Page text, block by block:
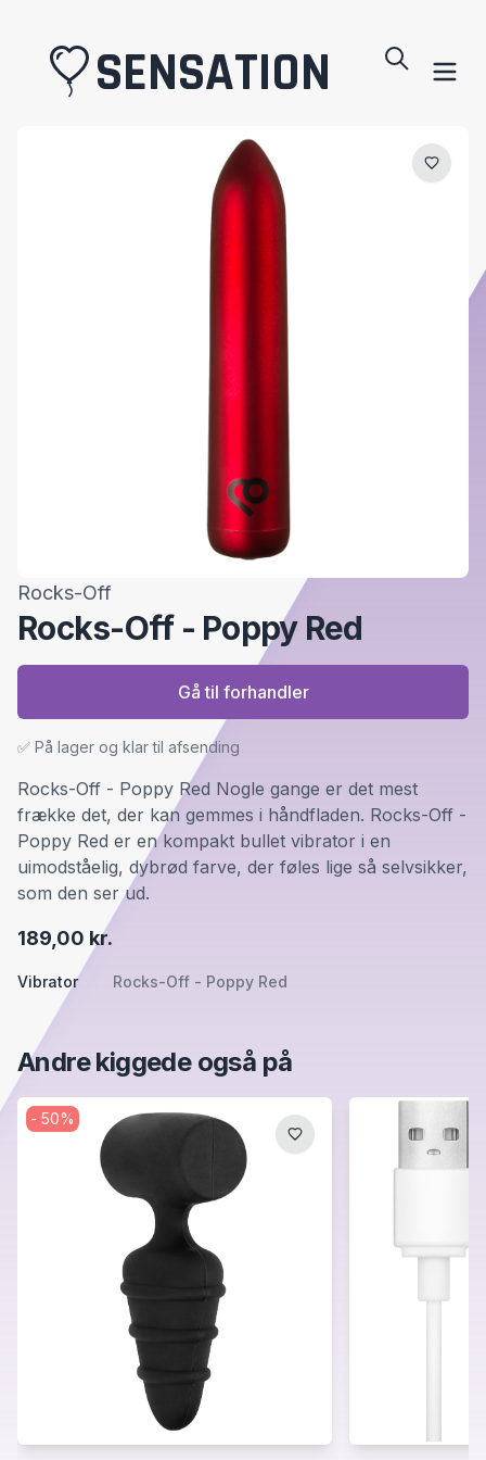
SENSATION
Rocks-Off
Rocks-Off - Poppy Red
Vibrator Rocks-Off - Poppy Red
189,00 kr.
Rocks-Off - Poppy Red Nogle gange er det mest
frække det, der kan gemmes i håndfladen. Rocks-Off -
Poppy Red er en kompakt bullet vibrator i en
uimodståelig, dybrød farve, der føles lige så selvsikker,
som den ser ud.
✅ På lager og klar til afsending
Gå til forhandler
Andre kiggede også på
- 50%